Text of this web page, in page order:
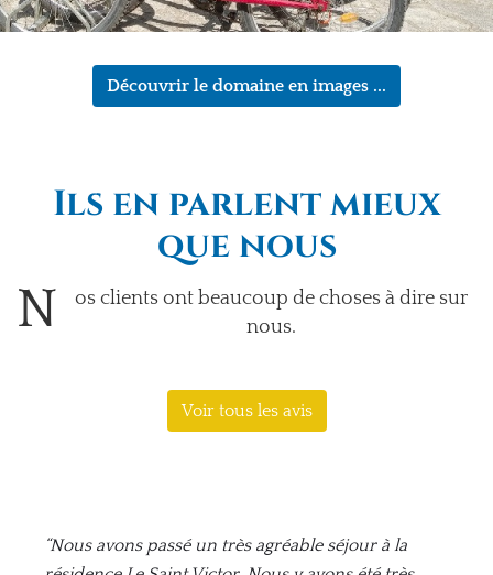
Découvrir le domaine en images ...
Ils en parlent mieux
que nous
N
os clients ont beaucoup de choses à dire sur
nous.
Voir tous les avis
“Nous avons passé un très agréable séjour à la